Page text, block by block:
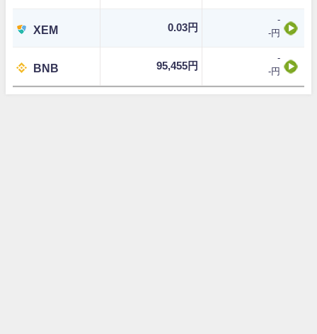
XEM 0.03円
-
-円
BNB 95,455円
-
-円